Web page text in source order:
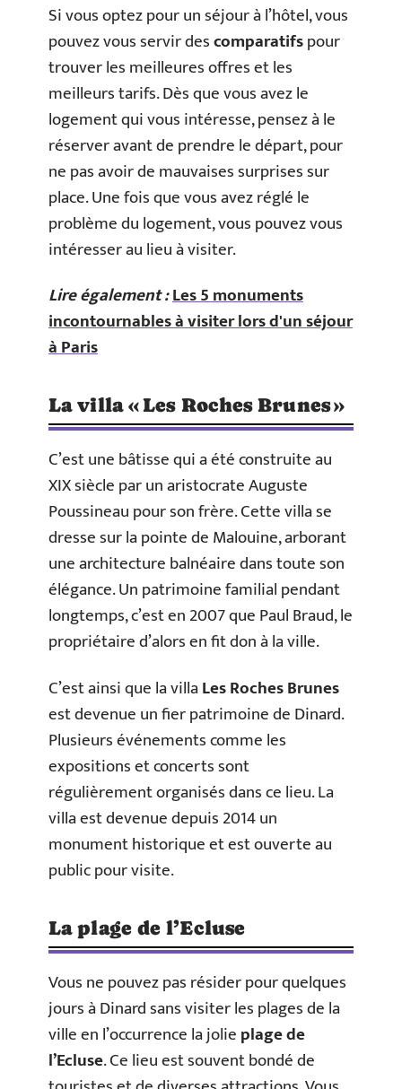
Si vous optez pour un séjour à l’hôtel, vous
pouvez vous servir descomparatifspour
trouver les meilleures offres et les
meilleurs tarifs. Dès que vous avez le
logement qui vous intéresse, pensez à le
réserver avant de prendre le départ, pour
ne pas avoir de mauvaises surprises sur
place. Une fois que vous avez réglé le
problème du logement, vous pouvez vous
intéresser au lieu à visiter.
Lire également :Les 5 monuments
incontournables à visiter lors d'un séjour
à Paris
La villa « Les Roches Brunes »
C’est une bâtisse qui a été construite au
XIX siècle par un aristocrate Auguste
Poussineau pour son frère. Cette villa se
dresse sur la pointe de Malouine, arborant
une architecture balnéaire dans toute son
élégance. Un patrimoine familial pendant
longtemps, c’est en 2007 que Paul Braud, le
propriétaire d’alors en fit don à la ville.
C’est ainsi que la villaLes Roches Brunes
est devenue un fier patrimoine de Dinard.
Plusieurs événements comme les
expositions et concerts sont
régulièrement organisés dans ce lieu. La
villa est devenue depuis 2014 un
monument historique et est ouverte au
public pour visite.
La plage de l’Ecluse
Vous ne pouvez pas résider pour quelques
jours à Dinard sans visiter les plages de la
ville en l’occurrence la jolieplage de
l’Ecluse. Ce lieu est souvent bondé de